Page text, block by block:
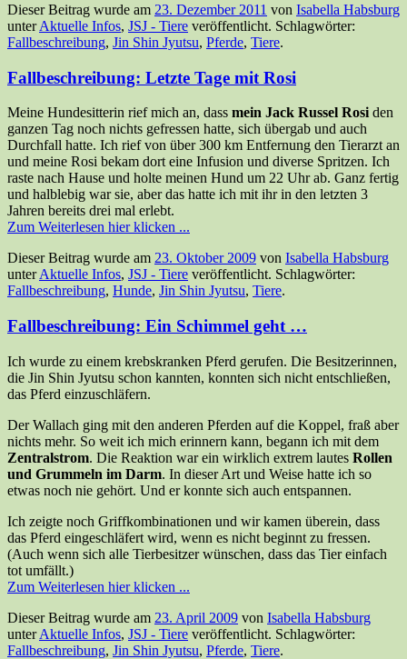
Dieser Beitrag wurde am 23. Dezember 2011 von Isabella Habsburg
unterAktuelle Infos, JSJ - Tiere veröffentlicht. Schlagwörter:
Fallbeschreibung, Jin Shin Jyutsu, Pferde, Tiere.
Fallbeschreibung: Letzte Tage mit Rosi
Meine Hundesitterin rief mich an, dass mein Jack Russel Rosiden
ganzen Tag noch nichts gefressen hatte, sich übergab und auch
Durchfall hatte. Ich rief von über 300 km Entfernung den Tierarzt an
und meine Rosi bekam dort eine Infusion und diverse Spritzen. Ich
raste nach Hause und holte meinen Hund um 22 Uhr ab. Ganz fertig
und halblebig war sie, aber das hatte ich mit ihr in den letzten 3
Jahren bereits drei mal erlebt.
Zum Weiterlesen hier klicken ...
Dieser Beitrag wurde am 23. Oktober 2009 von Isabella Habsburg
unterAktuelle Infos, JSJ - Tiere veröffentlicht. Schlagwörter:
Fallbeschreibung, Hunde, Jin Shin Jyutsu, Tiere.
Fallbeschreibung: Ein Schimmel geht …
Ich wurde zu einem krebskranken Pferd gerufen. Die Besitzerinnen,
die Jin Shin Jyutsu schon kannten, konnten sich nicht entschließen,
das Pferd einzuschläfern.
Der Wallach ging mit den anderen Pferden auf die Koppel, fraß aber
nichts mehr. So weit ich mich erinnern kann, begann ich mit dem
Zentralstrom. Die Reaktion war ein wirklich extrem lautes Rollen
und Grummeln im Darm. In dieser Art und Weise hatte ich so
etwas noch nie gehört. Und er konnte sich auch entspannen.
Ich zeigte noch Griffkombinationen und wir kamen überein, dass
das Pferd eingeschläfert wird, wenn es nicht beginnt zu fressen.
(Auch wenn sich alle Tierbesitzer wünschen, dass das Tier einfach
tot umfällt.)
Zum Weiterlesen hier klicken ...
Dieser Beitrag wurde am 23. April 2009 von Isabella Habsburg
unterAktuelle Infos, JSJ - Tiere veröffentlicht. Schlagwörter:
Fallbeschreibung, Jin Shin Jyutsu, Pferde, Tiere.